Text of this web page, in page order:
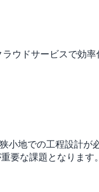
ウドサービスで効率
狭小地での工程設計が
要な課題となります。